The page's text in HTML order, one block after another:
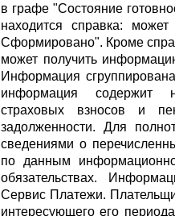
в графе "Состояние
находится справка:
Сформировано". Кроме
может получить
Информация
информация содержит
страховых взносов и
задолженности. Для
сведениями о
по данным
обязательствах.
Сервис Платежи.
интересующего его